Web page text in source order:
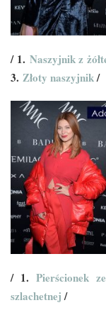
/ 1. Naszyjnik z
3. Złoty naszyjnik/
/ 1.Pierścionek
szlachetnej/